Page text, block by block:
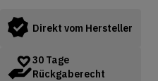
Direkt vom Hersteller
30 Tage
Rückgaberecht